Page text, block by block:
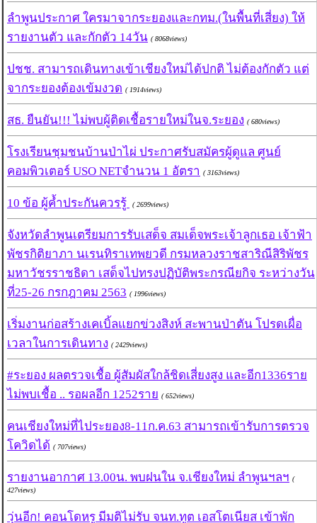
ลำพูนประกาศ ใครมาจากระยองและกทม.(ในพื้นที่เสี่ยง) ให้
รายงานตัว และกักตัว 14วัน ( 8068views)
ปชช. สามารถเดินทางเข้าเชียงใหม่ได้ปกติ ไม่ต้องกักตัว แต่
จากระยองต้องเข้มงวด ( 1914views)
สธ. ยืนยัน!!! ไม่พบผู้ติดเชื้อรายใหม่ในจ.ระยอง ( 680views)
โรงเรียนชุมชนบ้านป่าไผ่ ประกาศรับสมัครผู้ดูแล ศูนย์
คอมพิวเตอร์ USO NETจำนวน 1 อัตรา ( 3163views)
10 ข้อ ผู้ค้ำประกันควรรู้ ( 2699views)
จังหวัดลำพูนเตรียมการรับเสด็จ สมเด็จพระเจ้าลูกเธอ เจ้าฟ้า
พัชรกิติยาภา นเรนทิราเทพยวดี กรมหลวงราชสาริณีสิริพัชร
มหาวัชรราชธิดา เสด็จไปทรงปฏิบัติพระกรณียกิจ ระหว่างวัน
ที่25-26 กรกฎาคม 2563 ( 1996views)
เริ่มงานก่อสร้างเคเบิ้ลแยกข่วงสิงห์ สะพานป่าตัน โปรดเผื่อ
เวลาในการเดินทาง ( 2429views)
#ระยอง ผลตรวจเชื้อ ผู้สัมผัสใกล้ชิดเสี่ยงสูง และอีก1336ราย
ไม่พบเชื้อ .. รอผลอีก 1252ราย ( 652views)
คนเชียงใหม่ที่ไประยอง8-11ก.ค.63 สามารถเข้ารับการตรวจ
โควิดได้ ( 707views)
รายงานอากาศ 13.00น. พบฝนใน จ.เชียงใหม่ ลำพูนฯลฯ (
427views)
วุ่นอีก! คอนโดหรู มีมติไม่รับ จนท.ทูต เอสโตเนียส เข้าพัก